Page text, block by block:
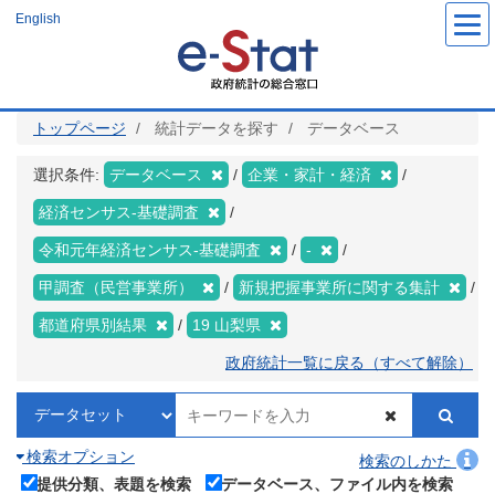
ツ
English
トップページ 統計データを探す データベース
選択条件: データベース 企業・家計・経済
経済センサス‐基礎調査
令和元年経済センサス‐基礎調査 -
甲調査（民営事業所） 新規把握事業所に関する集計
都道府県別結果 19 山梨県
政府統計一覧に戻る（すべて解除）
検索オプション
検索のしかた
提供分類、表題を検索
データベース、ファイル内を検索